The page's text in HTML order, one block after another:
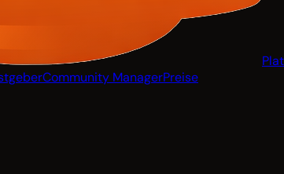
Community ManagerPreise